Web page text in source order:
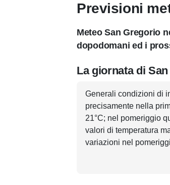
Previsioni
Meteo San Gregorio
dopodomani ed i
La giornata di
Generali condizioni di
precisamente nella
21°C; nel pomeriggio
valori di temperatura
variazioni nel